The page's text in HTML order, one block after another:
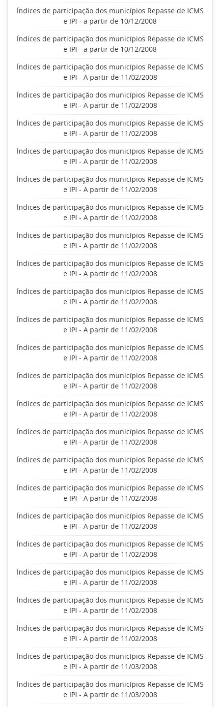
Índices de participação dos municípios Repasse de ICMS
e IPI - a partir de 10/12/2008
Índices de participação dos municípios Repasse de ICMS
e IPI - a partir de 10/12/2008
Índices de participação dos municípios Repasse de ICMS
e IPI - A partir de 11/02/2008
Índices de participação dos municípios Repasse de ICMS
e IPI - A partir de 11/02/2008
Índices de participação dos municípios Repasse de ICMS
e IPI - A partir de 11/02/2008
Índices de participação dos municípios Repasse de ICMS
e IPI - A partir de 11/02/2008
Índices de participação dos municípios Repasse de ICMS
e IPI - A partir de 11/02/2008
Índices de participação dos municípios Repasse de ICMS
e IPI - A partir de 11/02/2008
Índices de participação dos municípios Repasse de ICMS
e IPI - A partir de 11/02/2008
Índices de participação dos municípios Repasse de ICMS
e IPI - A partir de 11/02/2008
Índices de participação dos municípios Repasse de ICMS
e IPI - A partir de 11/02/2008
Índices de participação dos municípios Repasse de ICMS
e IPI - A partir de 11/02/2008
Índices de participação dos municípios Repasse de ICMS
e IPI - A partir de 11/02/2008
Índices de participação dos municípios Repasse de ICMS
e IPI - A partir de 11/02/2008
Índices de participação dos municípios Repasse de ICMS
e IPI - A partir de 11/02/2008
Índices de participação dos municípios Repasse de ICMS
e IPI - A partir de 11/02/2008
Índices de participação dos municípios Repasse de ICMS
e IPI - A partir de 11/02/2008
Índices de participação dos municípios Repasse de ICMS
e IPI - A partir de 11/02/2008
Índices de participação dos municípios Repasse de ICMS
e IPI - A partir de 11/02/2008
Índices de participação dos municípios Repasse de ICMS
e IPI - A partir de 11/02/2008
Índices de participação dos municípios Repasse de ICMS
e IPI - A partir de 11/02/2008
Índices de participação dos municípios Repasse de ICMS
e IPI - A partir de 11/02/2008
Índices de participação dos municípios Repasse de ICMS
e IPI - A partir de 11/02/2008
Índices de participação dos municípios Repasse de ICMS
e IPI - A partir de 11/03/2008
Índices de participação dos municípios Repasse de ICMS
e IPI - A partir de 11/03/2008